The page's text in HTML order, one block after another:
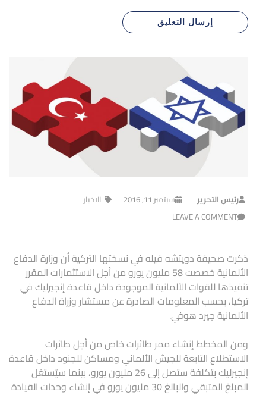
رئيس التحرير سبتمبر 11, 2016
الاخبار
LEAVE A COMMENT
ذكرت صحيفة دويتشه فيله في نسختها التركية أن وزارة الدفاع
الألمانية خصصت 58 مليون يورو من أجل الاستثمارات المقرر
تنفيذها للقوات الألمانية الموجودة داخل قاعدة إنجيرليك في
تركيا، بحسب المعلومات الصادرة عن مستشار وزراة الدفاع
الألمانية جيرد هوفي.
ومن المخطط إنشاء ممر طائرات خاص من أجل طائرات
الاستطلاع التابعة للجيش الألماني ومساكن للجنود داخل قاعدة
إنجيرليك بتكلفة ستصل إلى 26 مليون يورو، بينما سيُستغل
المبلغ المتبقي والبالغ 30 مليون يورو في إنشاء وحدات القيادة